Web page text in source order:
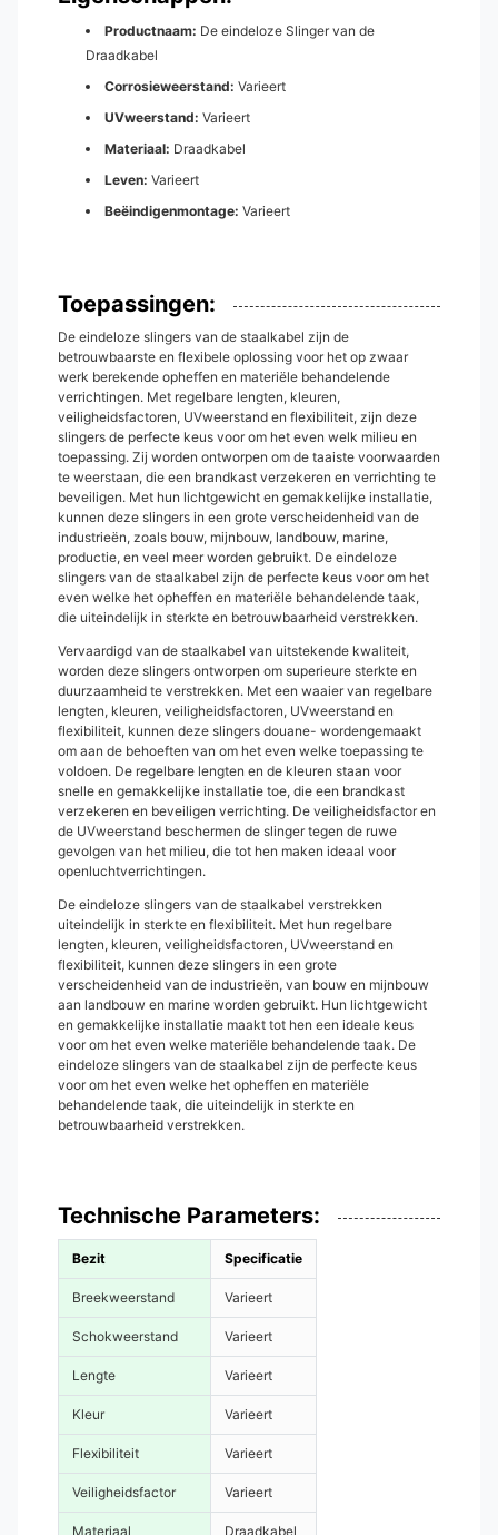
Productnaam: De eindeloze Slinger van de
Draadkabel
Corrosieweerstand: Varieert
UVweerstand: Varieert
Materiaal: Draadkabel
Leven: Varieert
Beëindigenmontage: Varieert
Toepassingen:
De eindeloze slingers van de staalkabel zijn de
betrouwbaarste en flexibele oplossing voor het op zwaar
werk berekende opheffen en materiële behandelende
verrichtingen. Met regelbare lengten, kleuren,
veiligheidsfactoren, UVweerstand en flexibiliteit, zijn deze
slingers de perfecte keus voor om het even welk milieu en
toepassing. Zij worden ontworpen om de taaiste voorwaarden
te weerstaan, die een brandkast verzekeren en verrichting te
beveiligen. Met hun lichtgewicht en gemakkelijke installatie,
kunnen deze slingers in een grote verscheidenheid van de
industrieën, zoals bouw, mijnbouw, landbouw, marine,
productie, en veel meer worden gebruikt. De eindeloze
slingers van de staalkabel zijn de perfecte keus voor om het
even welke het opheffen en materiële behandelende taak,
die uiteindelijk in sterkte en betrouwbaarheid verstrekken.
Vervaardigd van de staalkabel van uitstekende kwaliteit,
worden deze slingers ontworpen om superieure sterkte en
duurzaamheid te verstrekken. Met een waaier van regelbare
lengten, kleuren, veiligheidsfactoren, UVweerstand en
flexibiliteit, kunnen deze slingers douane- wordengemaakt
om aan de behoeften van om het even welke toepassing te
voldoen. De regelbare lengten en de kleuren staan voor
snelle en gemakkelijke installatie toe, die een brandkast
verzekeren en beveiligen verrichting. De veiligheidsfactor en
de UVweerstand beschermen de slinger tegen de ruwe
gevolgen van het milieu, die tot hen maken ideaal voor
openluchtverrichtingen.
De eindeloze slingers van de staalkabel verstrekken
uiteindelijk in sterkte en flexibiliteit. Met hun regelbare
lengten, kleuren, veiligheidsfactoren, UVweerstand en
flexibiliteit, kunnen deze slingers in een grote
verscheidenheid van de industrieën, van bouw en mijnbouw
aan landbouw en marine worden gebruikt. Hun lichtgewicht
en gemakkelijke installatie maakt tot hen een ideale keus
voor om het even welke materiële behandelende taak. De
eindeloze slingers van de staalkabel zijn de perfecte keus
voor om het even welke het opheffen en materiële
behandelende taak, die uiteindelijk in sterkte en
betrouwbaarheid verstrekken.
Technische Parameters:
Bezit Specificatie
Breekweerstand Varieert
Schokweerstand Varieert
Lengte Varieert
Kleur Varieert
Flexibiliteit Varieert
Veiligheidsfactor Varieert
Materiaal Draadkabel